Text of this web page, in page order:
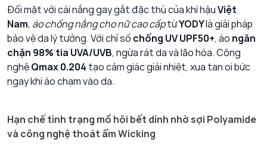
Đối mặt với cái nắng gay gắt đặc thù của khí hậuViệt
Nam, áo chống nắng cho nữ cao cấptừYODYlà giải pháp
bảo vệ da lý tưởng. Với chỉ số chống UV UPF50+, áo ngăn
chặn 98% tia UVA/UVB, ngừa rát da và lão hóa. Công
nghệQmax 0.204 tạo cảm giác giải nhiệt, xua tan oi bức
ngay khi áo chạm vào da.
Hạn chế tình trạng mồ hôi bết dính nhờ sợi Polyamide
và công nghệ thoát ẩm Wicking